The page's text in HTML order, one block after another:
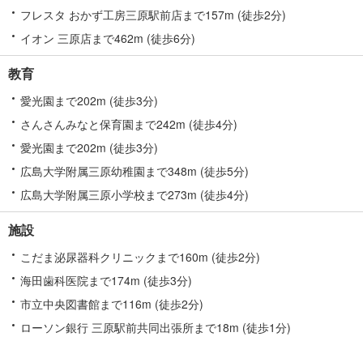
フレスタ おかず工房三原駅前店まで157m (徒歩2分)
イオン 三原店まで462m (徒歩6分)
教育
愛光園まで202m (徒歩3分)
さんさんみなと保育園まで242m (徒歩4分)
愛光園まで202m (徒歩3分)
広島大学附属三原幼稚園まで348m (徒歩5分)
広島大学附属三原小学校まで273m (徒歩4分)
施設
こだま泌尿器科クリニックまで160m (徒歩2分)
海田歯科医院まで174m (徒歩3分)
市立中央図書館まで116m (徒歩2分)
ローソン銀行 三原駅前共同出張所まで18m (徒歩1分)